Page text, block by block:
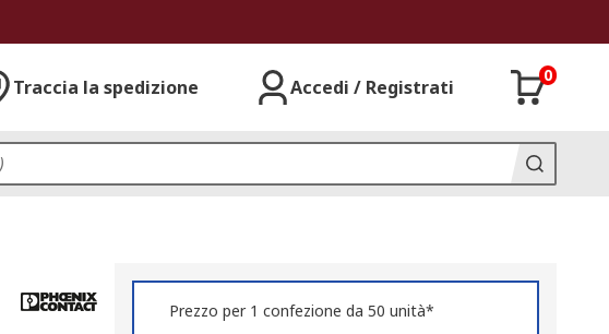
Traccia la spedizione Accedi / Registrati
0
Prezzo per 1 confezione da 50 unità*